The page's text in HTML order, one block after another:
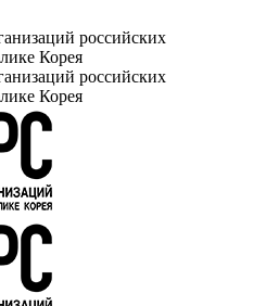
российских
Корея
российских
Корея